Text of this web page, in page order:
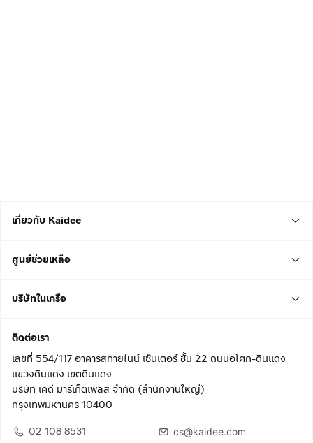
เกี่ยวกับ Kaidee
ศูนย์ช่วยเหลือ
บริษัทในเครือ
ติดต่อเรา
เลขที่ 554/117 อาคารสกายไนน์ เซ็นเตอร์ ชั้น 22 ถนนอโศก-ดินแดง
แขวงดินแดง เขตดินแดง
บริษัท เคดี มาร์เก็ตเพลส จำกัด (สำนักงานใหญ่)
กรุงเทพมหานคร 10400
02 108 8531
cs@kaidee.com